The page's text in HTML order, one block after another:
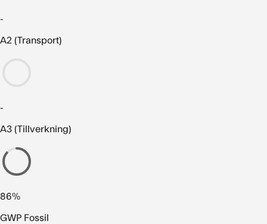
-
A2 (Transport)
-
A3 (Tillverkning)
86%
GWP Fossil